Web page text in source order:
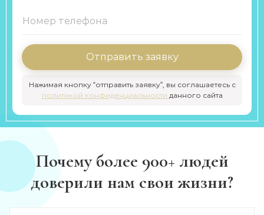
Отправить заявку
Нажимая кнопку “отправить заявку”, вы соглашаетесь с
политикой конфиденциальности данного сайта
Почему более 900+ людей
доверили нам свои жизни?